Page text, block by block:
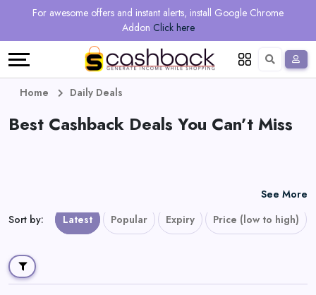
For awesome offers and instant alerts, install Google Chrome
Addon Click here
Regional
Online
Vouchers
Daily
All
Earn
Earn
Earn
Language
Deutsch
Home Daily Deals
Best Cashback Deals You Can’t Miss
See More
Sort by: Latest Popular Expiry Price (low to high)